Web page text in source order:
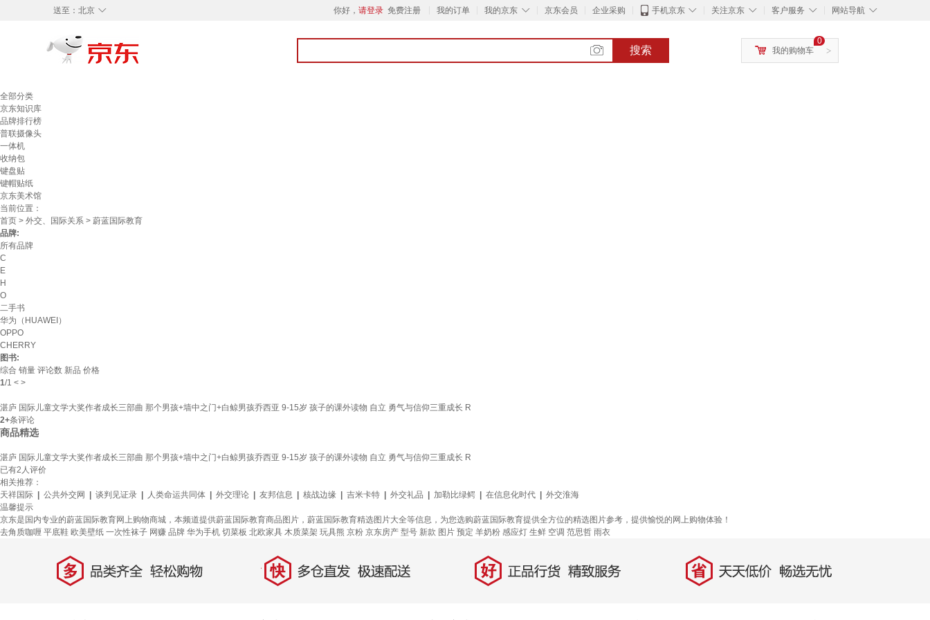
◇
送至： 北京 你好， 请登录 免费注册 我的订单 ◇
我的京东 京东会员 企业采购 ◇
手机京东 ◇
关注京东 ◇
客户服务 ◇
网站导航
搜索 >
0
我的购物车
全部分类
京东知识库
品牌排行榜
普联摄像头
一体机
收纳包
键盘贴
键帽贴纸
京东美术馆
当前位置：
首页 > 外交、国际关系 > 蔚蓝国际教育
品牌:
所有品牌
C
E
H
O
二手书
华为（HUAWEI）
OPPO
CHERRY
图书:
综合 销量 评论数 新品 价格
1/1 < >
湛庐 国际儿童文学大奖作者成长三部曲 那个男孩+墙中之门+白鲸男孩乔西亚 9-15岁 孩子的课外读物 自立 勇气与信仰三重成长 R
2+条评论
商品精选
湛庐 国际儿童文学大奖作者成长三部曲 那个男孩+墙中之门+白鲸男孩乔西亚 9-15岁 孩子的课外读物 自立 勇气与信仰三重成长 R
已有2 人评价
相关推荐：
天祥国际
公共外交网 谈判见证录 人类命运共同体 外交理论 友邦信息 核战边缘 吉米卡特 外交礼品 加勒比绿鳄 在信息化时代
外交淮海
温馨提示
京东是国内专业的蔚蓝国际教育网上购物商城，本频道提供蔚蓝国际教育商品图片，蔚蓝国际教育精选图片大全等信息，为您选购蔚蓝国际教育提供全方位的精选图片参考，提供愉悦的网上购物体验！
去角质咖喱 平底鞋 欧美壁纸 一次性袜子 网赚 品牌 华为手机 切菜板 北欧家具 木质菜架 玩具熊 京粉 京东房产 型号 新款 图片 预定 羊奶粉 感应灯 生鲜 空调 范思哲 雨衣
多 品类齐全，轻松购物 快 多仓直发，极速配送 好 正品行货，精致服务 省 天天低价，畅选无忧